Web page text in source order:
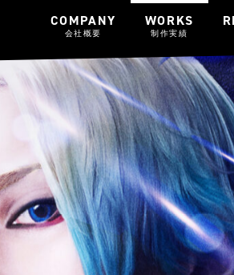
COMPANY
会社概要
WORKS
制作実績